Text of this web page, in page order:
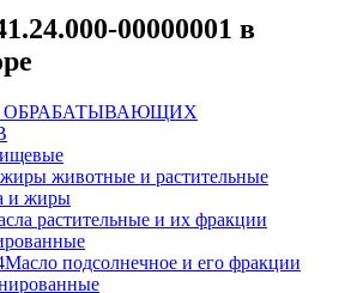
00000001 в
ОБРАБАТЫВАЮЩИХ
животные и растительные
и жиры
растительные и их фракции
Масло подсолнечное и его фракции